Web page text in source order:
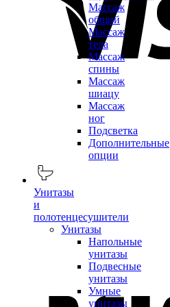
Массаж
общий
Массаж
тела
Массаж
спины
Массаж
шиацу
Массаж
ног
Подсветка
Дополнительные
опции
Унитазы
и
полотенцесушители
Унитазы
Напольные
унитазы
Подвесные
унитазы
Умные
унитазы